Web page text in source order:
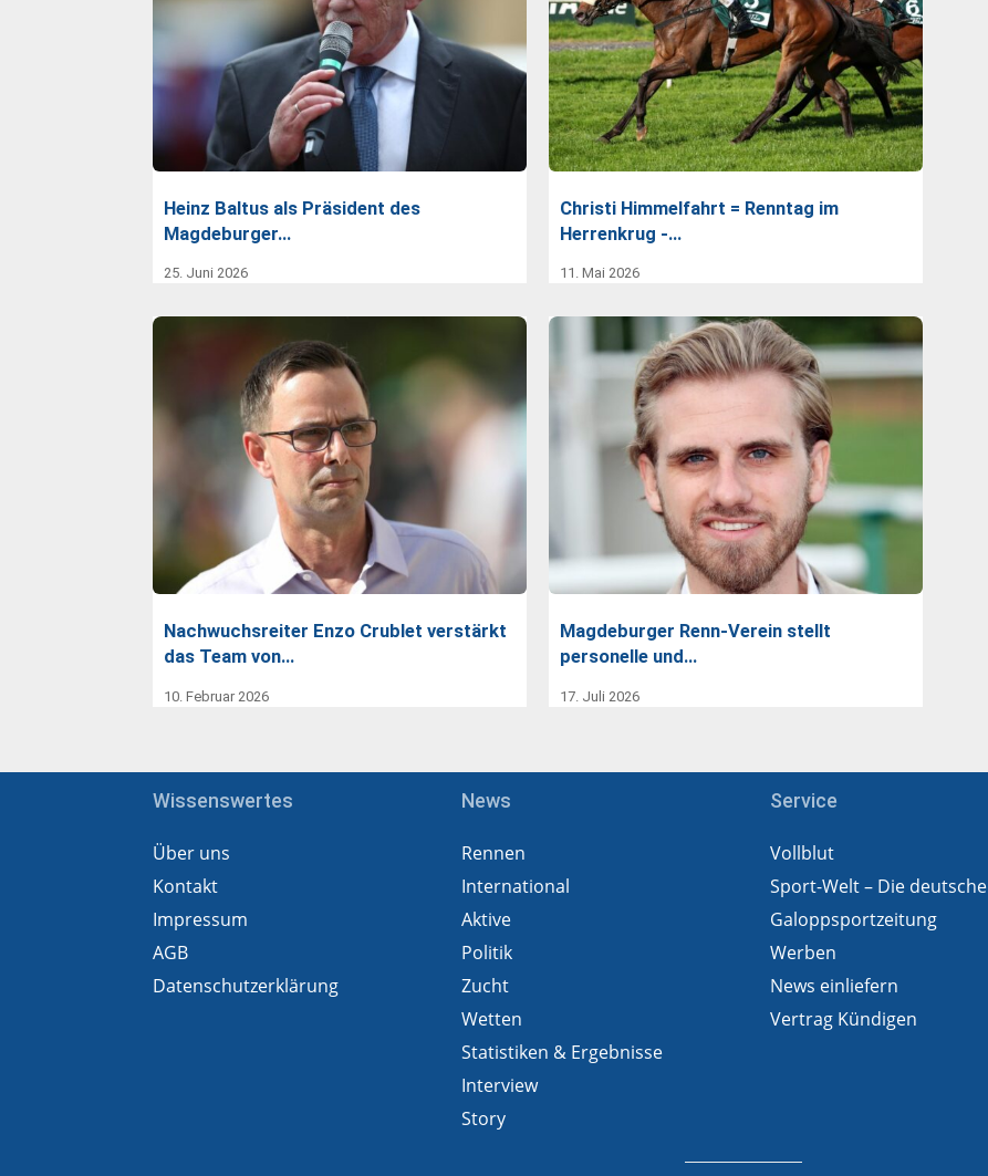
Heinz Baltus als Präsident des
Magdeburger…
25. Juni 2026
Christi Himmelfahrt = Renntag im
Herrenkrug -…
11. Mai 2026
Nachwuchsreiter Enzo Crublet verstärkt
das Team von…
10. Februar 2026
Magdeburger Renn-Verein stellt
personelle und…
17. Juli 2026
Wissenswertes
Über uns
Kontakt
Impressum
AGB
Datenschutzerklärung
News
Rennen
International
Aktive
Politik
Zucht
Wetten
Statistiken & Ergebnisse
Interview
Story
Service
Vollblut
Sport-Welt – Die deutsche
Galoppsportzeitung
Werben
News einliefern
Vertrag Kündigen